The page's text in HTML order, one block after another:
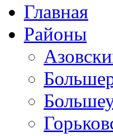
Главная
Районы